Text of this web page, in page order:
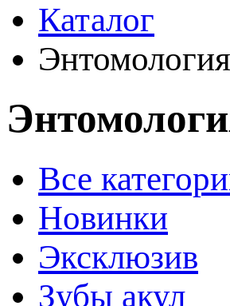
Каталог
Энтомология
Все
Новинки
Эксклюзив
Зубы акул